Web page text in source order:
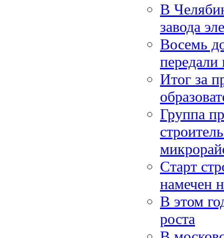
В
завода
Восемь
передали
Итог за
Группа
Старт
намечен
В этом
роста